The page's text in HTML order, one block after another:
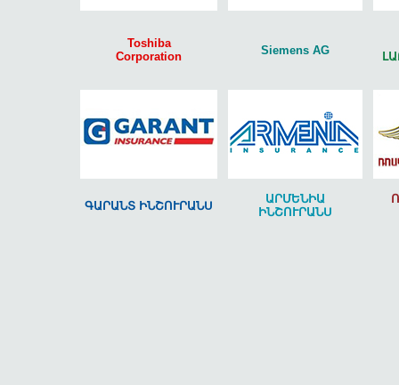
Toshiba
Corporation
Siemens AG
ԳԱՐԱՆՏ ԻՆՇՈՒՐԱՆՍ
ԱՐՄԵՆԻԱ
ԻՆՇՈՒՐԱՆՍ